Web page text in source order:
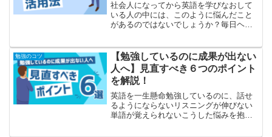
社会人になってから英語を学びなおして
いる人の中には、このように悩んだこと
があるのではないでしょうか？毎日ヘロ
ョンが続かない新入り君そんな人は、資
格試験を活用することがお...
勉強のコツ
【勉強しているのに成果が出ない
人へ】見直すべき６つのポイント
を解説！
英語を一生懸命勉強しているのに、話せ
るようにならないリスニングが伸びない
単語が覚えられないこうした悩みを抱え